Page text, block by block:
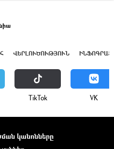
ՎԵՐԼՈՒԾՈՒԹՅՈՒՆ
ТikТоk VK
կանոնները